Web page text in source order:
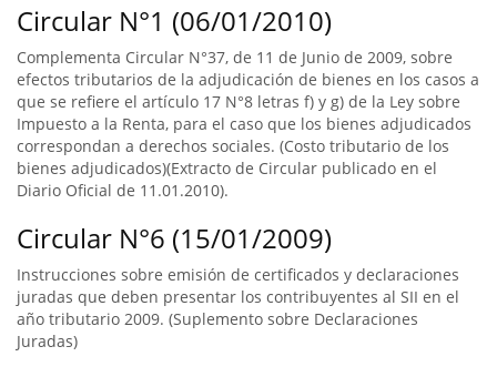
Circular N°1 (06/01/2010)
Complementa Circular N°37, de 11 de Junio de 2009, sobre
efectos tributarios de la adjudicación de bienes en los casos a
que se refiere el artículo 17 N°8 letras f) y g) de la Ley sobre
Impuesto a la Renta, para el caso que los bienes adjudicados
correspondan a derechos sociales. (Costo tributario de los
bienes adjudicados)(Extracto de Circular publicado en el
Diario Oficial de 11.01.2010).
Circular N°6 (15/01/2009)
Instrucciones sobre emisión de certificados y declaraciones
juradas que deben presentar los contribuyentes al SII en el
año tributario 2009. (Suplemento sobre Declaraciones
Juradas)